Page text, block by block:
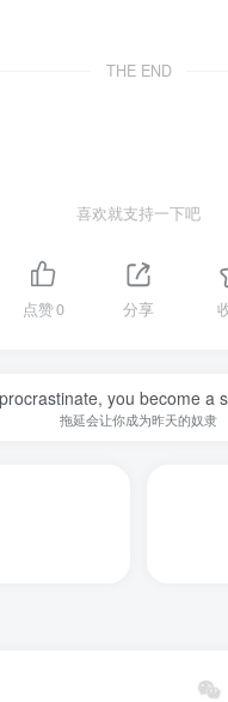
THE END
喜欢就支持一下吧
点赞0 分享
you become a
拖延会让你成为昨天的奴隶